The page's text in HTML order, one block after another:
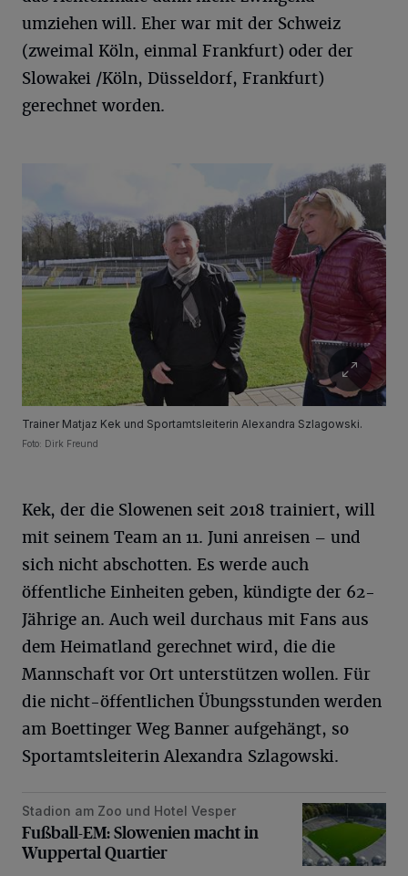
umziehen will. Eher war mit der Schweiz
(zweimal Köln, einmal Frankfurt) oder der
Slowakei /Köln, Düsseldorf, Frankfurt)
gerechnet worden.
Trainer Matjaz Kek und Sportamtsleiterin Alexandra Szlagowski.
Foto: Dirk Freund
Kek, der die Slowenen seit 2018 trainiert, will
mit seinem Team an 11. Juni anreisen – und
sich nicht abschotten. Es werde auch
öffentliche Einheiten geben, kündigte der 62-
Jährige an. Auch weil durchaus mit Fans aus
dem Heimatland gerechnet wird, die die
Mannschaft vor Ort unterstützen wollen. Für
die nicht-öffentlichen Übungsstunden werden
am Boettinger Weg Banner aufgehängt, so
Sportamtsleiterin Alexandra Szlagowski.
Fußball-EM: Slowenien macht in Wuppertal Quartier
Stadion am Zoo und Hotel Vesper
Fußball-EM: Slowenien macht in
Wuppertal Quartier